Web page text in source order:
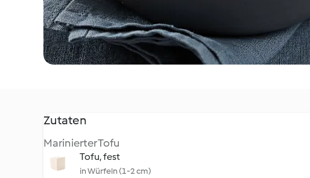
Zutaten
Marinierter Tofu
Tofu, fest
in Würfeln (1-2 cm)